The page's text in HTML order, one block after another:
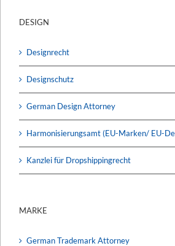
DESIGN
Designrecht
Designschutz
German Design Attorney
Harmonisierungsamt (EU-Marken/ EU-
Kanzlei für Dropshippingrecht
MARKE
German Trademark Attorney